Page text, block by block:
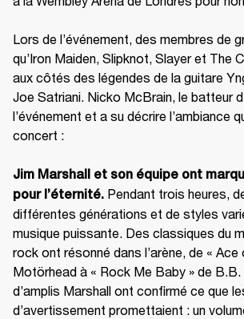
Lors de l’événement, des membres de
qu’Iron Maiden, Slipknot, Slayer et The
aux côtés des légendes de la guitare
Joe Satriani. Nicko McBrain, le batteur
l’événement et a su décrire l’ambiance
concert :
Jim Marshall et son équipe ont
pour l’éternité. Pendant trois heures,
différentes générations et de styles
musique puissante. Des classiques du
rock ont résonné dans l’arène, de «
Motörhead à « Rock Me Baby » de B.B.
d’amplis Marshall ont confirmé ce que
d’avertissement promettaient : un